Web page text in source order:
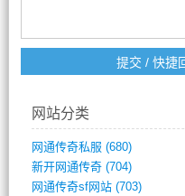
网站分类
网通传奇私服 (680)
新开网通传奇(704)
网通传奇sf网站(703)